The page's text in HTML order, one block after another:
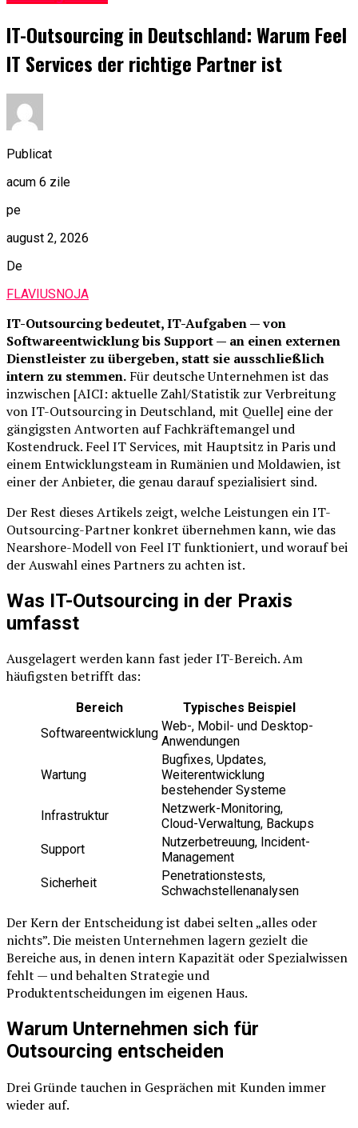
IT-Outsourcing in Deutschland: Warum Feel
IT Services der richtige Partner ist
Publicat
acum 6 zile
pe
august 2, 2026
De
FLAVIUSNOJA
IT-Outsourcing bedeutet, IT-Aufgaben — von
Softwareentwicklung bis Support — an einen externen
Dienstleister zu übergeben, statt sie ausschließlich
intern zu stemmen. Für deutsche Unternehmen ist das
inzwischen [AICI: aktuelle Zahl/Statistik zur Verbreitung
von IT-Outsourcing in Deutschland, mit Quelle] eine der
gängigsten Antworten auf Fachkräftemangel und
Kostendruck. Feel IT Services, mit Hauptsitz in Paris und
einem Entwicklungsteam in Rumänien und Moldawien, ist
einer der Anbieter, die genau darauf spezialisiert sind.
Der Rest dieses Artikels zeigt, welche Leistungen ein IT-
Outsourcing-Partner konkret übernehmen kann, wie das
Nearshore-Modell von Feel IT funktioniert, und worauf bei
der Auswahl eines Partners zu achten ist.
Was IT-Outsourcing in der Praxis
umfasst
Ausgelagert werden kann fast jeder IT-Bereich. Am
häufigsten betrifft das:
Bereich
Typisches Beispiel
Softwareentwicklung Web-, Mobil- und Desktop-
Anwendungen
Wartung
Bugfixes, Updates,
Weiterentwicklung
bestehender Systeme
Infrastruktur
Netzwerk-Monitoring,
Cloud-Verwaltung, Backups
Support
Nutzerbetreuung, Incident-
Management
Sicherheit
Penetrationstests,
Schwachstellenanalysen
Der Kern der Entscheidung ist dabei selten „alles oder
nichts”. Die meisten Unternehmen lagern gezielt die
Bereiche aus, in denen intern Kapazität oder Spezialwissen
fehlt — und behalten Strategie und
Produktentscheidungen im eigenen Haus.
Warum Unternehmen sich für
Outsourcing entscheiden
Drei Gründe tauchen in Gesprächen mit Kunden immer
wieder auf.